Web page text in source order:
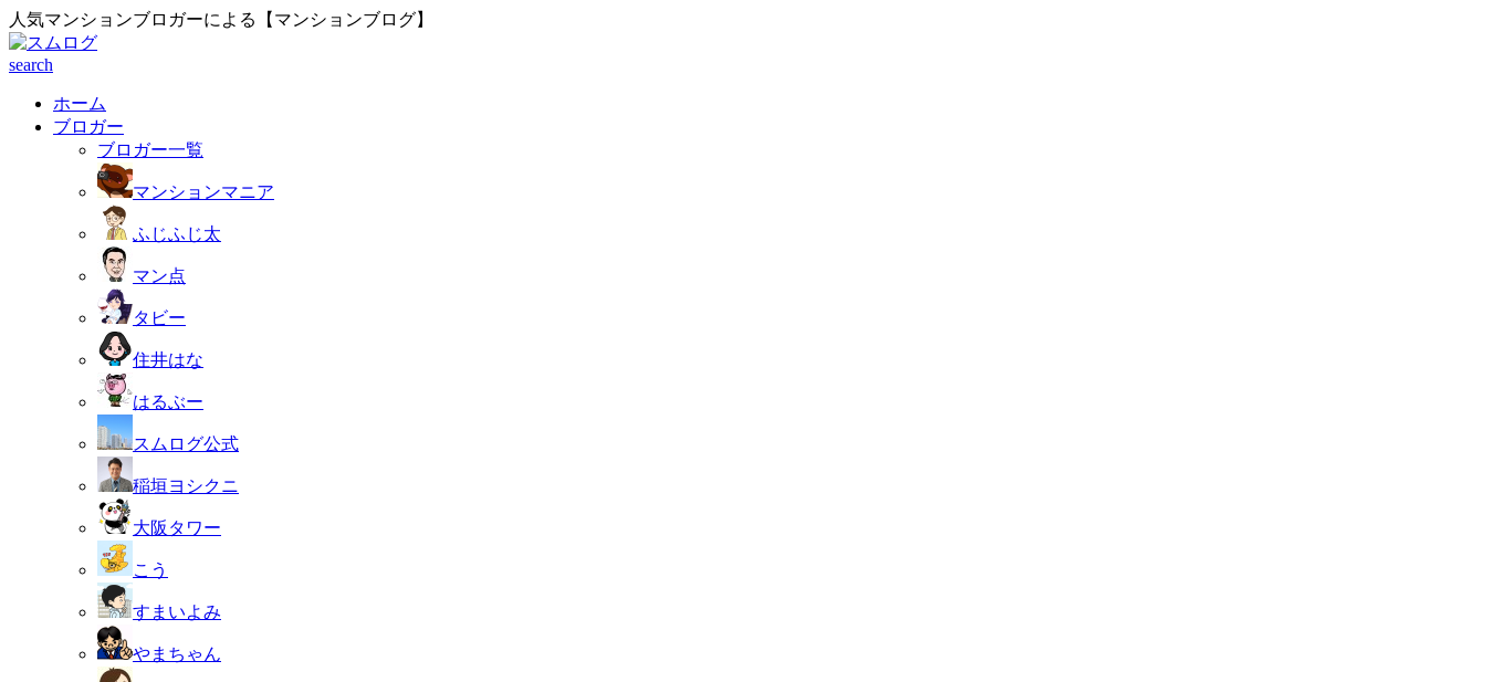
人気マンションブロガーによる【マンションブログ】
search
ホーム
ブロガー
ブロガー一覧
マンションマニア
ふじふじ太
マン点
タビー
住井はな
はるぶー
スムログ公式
稲垣ヨシクニ
大阪タワー
こう
すまいよみ
やまちゃん